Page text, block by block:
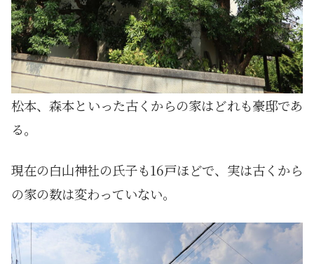
松本、森本といった古くからの家はどれも豪邸であ
る。
現在の白山神社の氏子も16戸ほどで、実は古くから
の家の数は変わっていない。